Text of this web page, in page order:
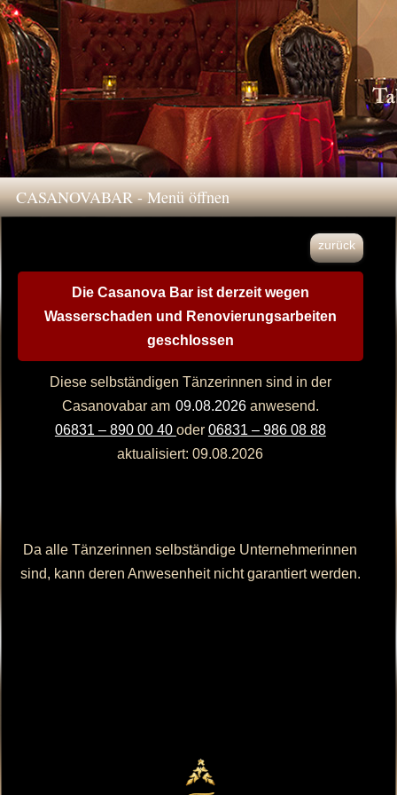
CASANOVABAR - Menü öffnen
zurück
Die Casanova Bar ist derzeit wegen
Wasserschaden und Renovierungsarbeiten
geschlossen
Diese selbständigen Tänzerinnen sind in der
Casanovabar am 09.08.2026 anwesend.
06831 – 890 00 40 oder 06831 – 986 08 88
aktualisiert: 09.08.2026
Da alle Tänzerinnen selbständige Unternehmerinnen
sind, kann deren Anwesenheit nicht garantiert werden.